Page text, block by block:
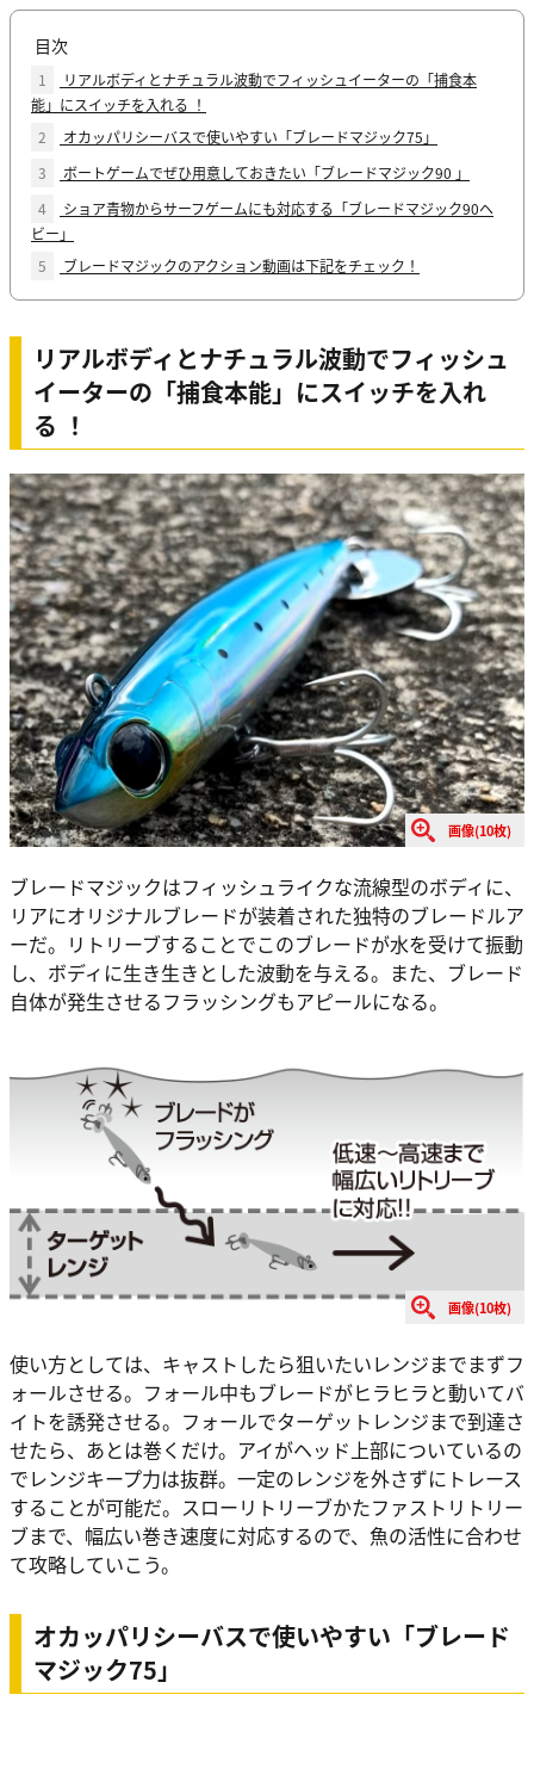
目次
1
リアルボディとナチュラル波動でフィッシュイーターの「捕食本
能」にスイッチを入れる ！
2
オカッパリシーバスで使いやすい「ブレードマジック75」
3
ボートゲームでぜひ用意しておきたい「ブレードマジック90 」
4
ショア青物からサーフゲームにも対応する「ブレードマジック90ヘ
ビー」
5
ブレードマジックのアクション動画は下記をチェック！
リアルボディとナチュラル波動でフィッシュ
イーターの「捕食本能」にスイッチを入れ
る ！
画像(10枚)
ブレードマジックはフィッシュライクな流線型のボディに、
リアにオリジナルブレードが装着された独特のブレードルア
ーだ。リトリーブすることでこのブレードが水を受けて振動
し、ボディに生き生きとした波動を与える。また、ブレード
自体が発生させるフラッシングもアピールになる。
画像(10枚)
使い方としては、キャストしたら狙いたいレンジまでまずフ
ォールさせる。フォール中もブレードがヒラヒラと動いてバ
イトを誘発させる。フォールでターゲットレンジまで到達さ
せたら、あとは巻くだけ。アイがヘッド上部についているの
でレンジキープ力は抜群。一定のレンジを外さずにトレース
することが可能だ。スローリトリーブかたファストリトリー
ブまで、幅広い巻き速度に対応するので、魚の活性に合わせ
て攻略していこう。
オカッパリシーバスで使いやすい「ブレード
マジック75」